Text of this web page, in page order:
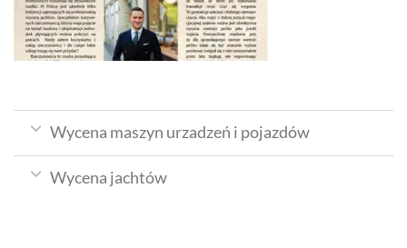
Wycena maszyn urzadzeń i pojazdów
Wycena jachtów